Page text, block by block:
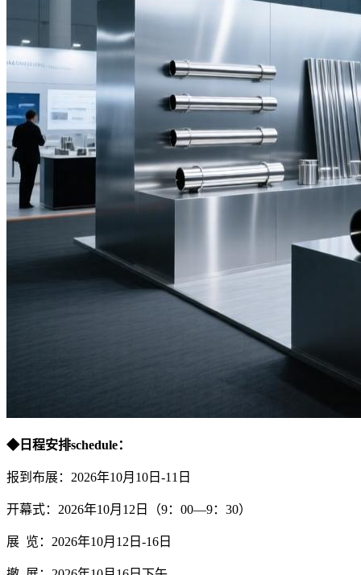
◆日程安排schedule：
报到布展：2026年10月10日-11日
开幕式：2026年10月12日（9：00—9：30）
展 览：2026年10月12日-16日